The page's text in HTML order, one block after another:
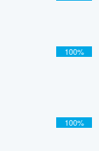
100%
100%